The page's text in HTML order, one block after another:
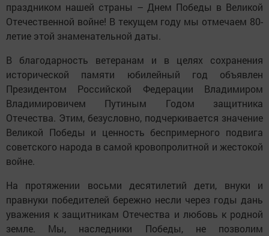
праздником нашей страны – Днем Победы в Великой
Отечественной войне! В текущем году мы отмечаем 80-
летие этой знаменательной даты.
В благодарность ветеранам и в целях сохранения
исторической памяти юбилейный год объявлен
Президентом Российской Федерации Владимиром
Владимировичем Путиным Годом защитника
Отечества. Этим, безусловно, подчеркивается значение
Великой Победы и ценность беспримерного подвига
советского народа в самой кровопролитной и жестокой
войне.
На протяжении восьми десятилетий дети, внуки и
правнуки победителей бережно несли через годы дань
уважения к защитникам Отечества и любовь к родной
земле. Мы, наследники Победы, не позволим